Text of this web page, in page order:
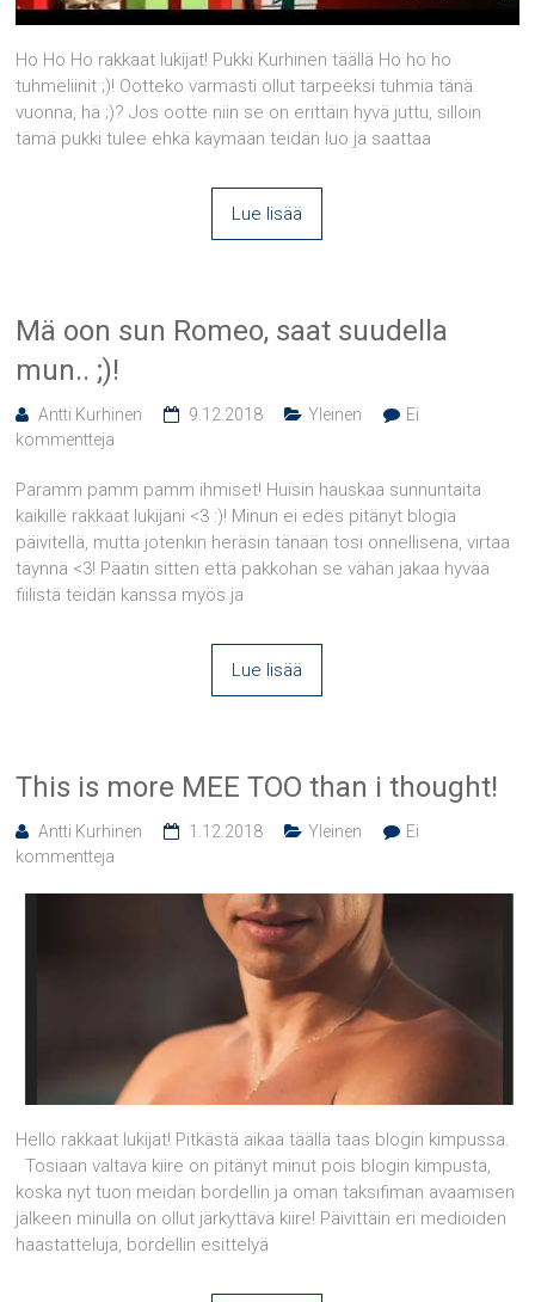
Ho Ho Ho rakkaat lukijat! Pukki Kurhinen täällä Ho ho ho
tuhmeliinit ;)! Ootteko varmasti ollut tarpeeksi tuhmia tänä
vuonna, hä ;)? Jos ootte niin se on erittäin hyvä juttu, silloin
tämä pukki tulee ehkä käymään teidän luo ja saattaa
Lue lisää
Mä oon sun Romeo, saat suudella
mun.. ;)!
Antti Kurhinen 9.12.2018 Yleinen
Ei
kommentteja
Paramm pamm pamm ihmiset! Huisin hauskaa sunnuntaita
kaikille rakkaat lukijani <3 :)! Minun ei edes pitänyt blogia
päivitellä, mutta jotenkin heräsin tänään tosi onnellisena, virtaa
täynnä <3! Päätin sitten että pakkohan se vähän jakaa hyvää
fiilistä teidän kanssa myös ja
Lue lisää
This is more MEE TOO than i thought!
Antti Kurhinen 1.12.2018 Yleinen
Ei
kommentteja
Hello rakkaat lukijat! Pitkästä aikaa täällä taas blogin kimpussa.
Tosiaan valtava kiire on pitänyt minut pois blogin kimpusta,
koska nyt tuon meidän bordellin ja oman taksifiman avaamisen
jälkeen minulla on ollut järkyttävä kiire! Päivittäin eri medioiden
haastatteluja, bordellin esittelyä